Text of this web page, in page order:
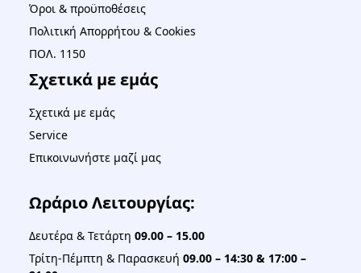
Όροι & προϋποθέσεις
Πολιτική Απορρήτου & Cookies
ΠΟΛ. 1150
Σχετικά με εμάς
Σχετικά με εμάς
Service
Επικοινωνήστε μαζί μας
Ωράριο Λειτουργίας:
Δευτέρα & Τετάρτη 09.00 – 15.00
Τρίτη-Πέμπτη & Παρασκευή 09.00 – 14:30 & 17:00 –